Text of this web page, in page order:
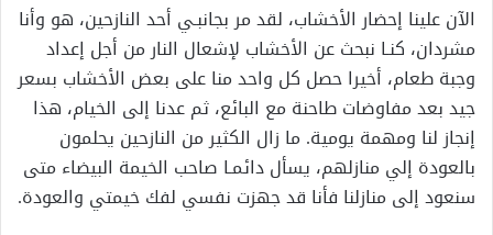
الآن علينا إحضار الأخشاب، لقد مر بجانبـي أحد النازحين، هو وأنا
مشردان، كنـا نبحث عن الأخشاب لإشعال النار من أجل إعداد
وجبة طعام، أخيرا حصل كل واحد منا على بعض الأخشاب بسعر
جيد بعد مفاوضات طاحنة مع البائع، ثم عدنا إلى الخيام، هذا
إنجاز لنا ومهمة يومية. ما زال الكثير من النازحين يحلمون
بالعودة إلي منازلهم، يسأل دائمـا صاحب الخيمة البيضاء متی
سنعود إلى منازلنا فأنا قد جهزت نفسي لفك خيمتي والعودة.